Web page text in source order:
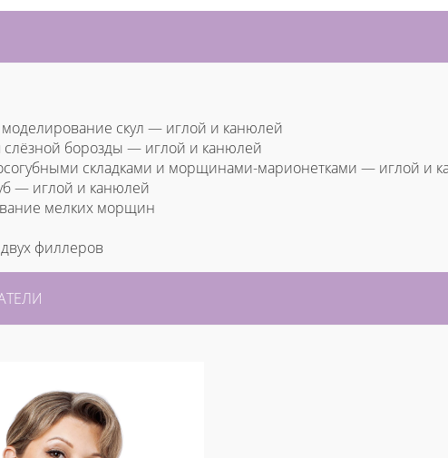
скул — иглой и канюлей
слёзной борозды — иглой и канюлей
складками и морщинами-марионетками — иглой и
— иглой и канюлей
мелких морщин
филлеров